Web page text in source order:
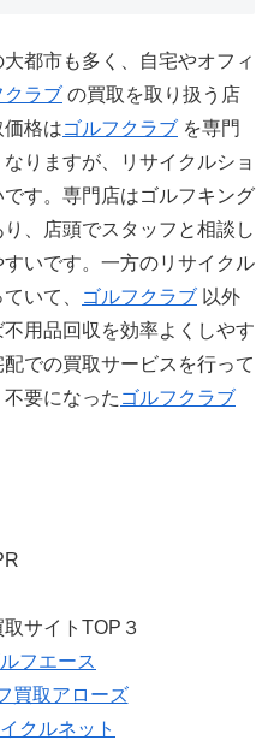
都市も多く、自宅やオフィ
クラブ の買取を取り扱う店
格はゴルフクラブ を専門
りますが、リサイクルショ
す。専門店はゴルフキング
、店頭でスタッフと相談し
いです。一方のリサイクル
いて、
ゴルフクラブ 以外
用品回収を効率よくしやす
での買取サービスを行って
要になった ゴルフクラブ
サイトTOP３
フエース
買取アローズ
クルネット